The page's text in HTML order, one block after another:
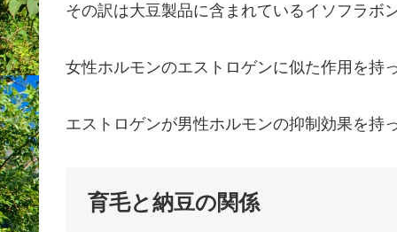
その訳は大豆製品に含まれているイソフラボ
女性ホルモンのエストロゲンに似た作用を持
エストロゲンが男性ホルモンの抑制効果を持
育毛と納豆の関係